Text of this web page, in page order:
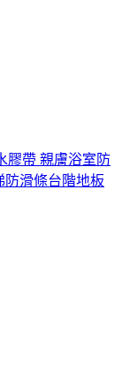
膠帶 親膚浴室防
防滑條台階地板